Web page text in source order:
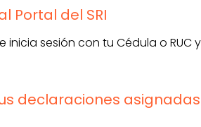
Portal del SRI
e inicia sesión con tu Cédula o RUC y
declaraciones asignadas